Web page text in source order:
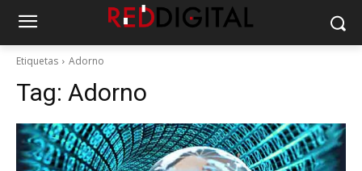
Etiquetas Adorno
Tag: Adorno